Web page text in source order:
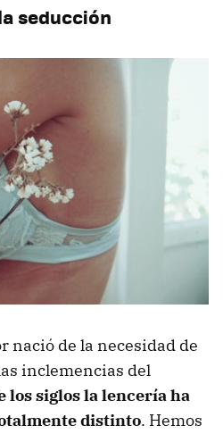
seducción
nació de la necesidad de
inclemencias del
los siglos la lencería ha
distinto. Hemos